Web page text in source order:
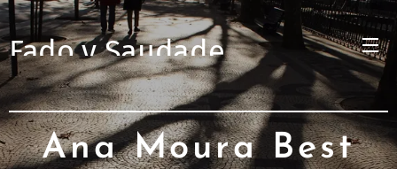
Fado y Saudade
Ana Moura Best